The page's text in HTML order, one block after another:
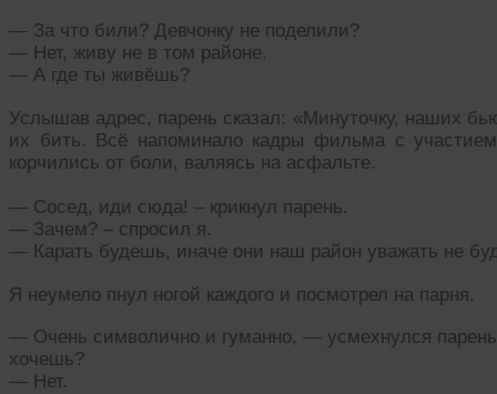
— За что били? Девчонку не поделили?
— Нет, живу не в том районе.
— А где ты живёшь?
Услышав адрес, парень сказал: «Минуточку, наших
их бить. Всё напоминало кадры фильма с
корчились от боли, валяясь на асфальте.
— Сосед, иди сюда! – крикнул парень.
— Зачем? – спросил я.
— Карать будешь, иначе они наш район уважать не
Я неумело пнул ногой каждого и посмотрел на парня.
— Очень символично и гуманно, — усмехнулся
хочешь?
— Нет.